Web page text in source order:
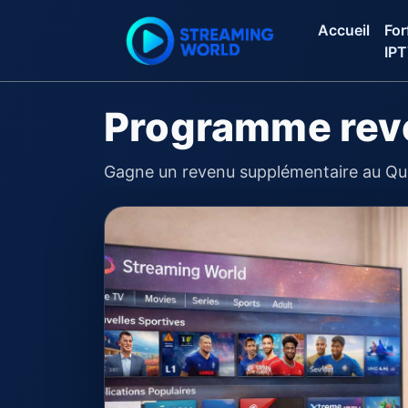
Accueil
Programme
Gagne un revenu supplémentaire au